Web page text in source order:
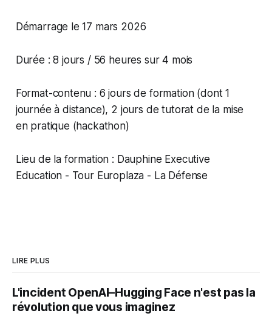
Démarrage le 17 mars 2026
Durée : 8 jours / 56 heures sur 4 mois
Format-contenu : 6 jours de formation (dont 1
journée à distance), 2 jours de tutorat de la mise
en pratique (hackathon)
Lieu de la formation : Dauphine Executive
Education - Tour Europlaza - La Défense
LIRE PLUS
L'incident OpenAI–Hugging Face n'est pas la
révolution que vous imaginez